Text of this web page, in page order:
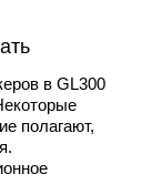
в GL300
полагают,